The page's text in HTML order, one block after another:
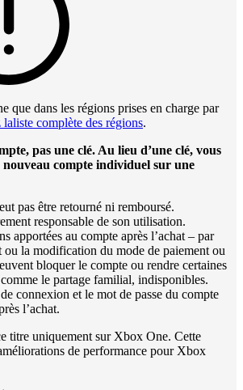
que dans les régions prises en charge par
laliste complète des régions.
pas une clé. Au lieu d’une clé, vous
nouveau compte individuel sur une
pas être retourné ni remboursé.
responsable de son utilisation.
apportées au compte après l’achat – par
ou la modification du mode de paiement ou
bloquer le compte ou rendre certaines
le partage familial, indisponibles.
connexion et le mot de passe du compte
l’achat.
titre uniquement sur Xbox One. Cette
de performance pour Xbox